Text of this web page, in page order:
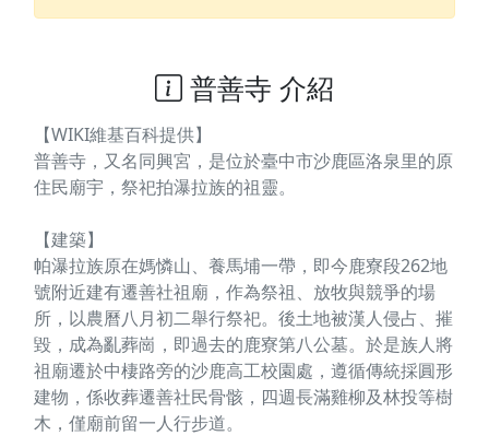
普善寺 介紹
【WIKI維基百科提供】
普善寺，又名同興宮，是位於臺中市沙鹿區洛泉里的原
住民廟宇，祭祀拍瀑拉族的祖靈。
【建築】
帕瀑拉族原在媽憐山、養馬埔一帶，即今鹿寮段262地
號附近建有遷善社祖廟，作為祭祖、放牧與競爭的場
所，以農曆八月初二舉行祭祀。後土地被漢人侵占、摧
毀，成為亂葬崗，即過去的鹿寮第八公墓。於是族人將
祖廟遷於中棲路旁的沙鹿高工校園處，遵循傳統採圓形
建物，係收葬遷善社民骨骸，四週長滿雞柳及林投等樹
木，僅廟前留一人行步道。